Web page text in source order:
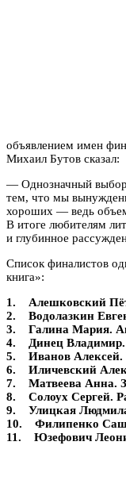
объявлением имен
Михаил Бутов сказал:
— Однозначный выбор
тем, что мы
хороших — ведь
В итоге любителям
и глубинное
Список финалистов
книга»:
1. Алешковский
2. Водолазкин
3. Галина Мария.
4. Динец Владимир.
5. Иванов Алексей.
6. Иличевский
7. Матвеева Анна.
8. Солоух Сергей.
9. Улицкая
10. Филипенко
11. Юзефович